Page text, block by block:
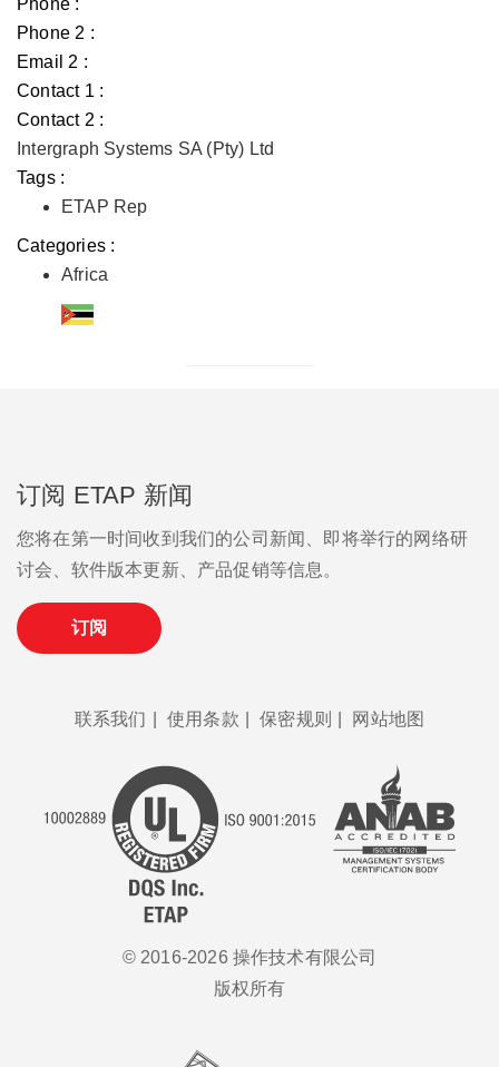
Phone :
Phone 2 :
Email 2 :
Contact 1 :
Contact 2 :
Intergraph Systems SA (Pty) Ltd
Tags :
ETAP Rep
Categories :
Africa
订阅 ETAP 新闻
您将在第一时间收到我们的公司新闻、即将举行的网络研
讨会、软件版本更新、产品促销等信息。
订阅
联系我们 使用条款 保密规则 网站地图
© 2016-2026 操作技术有限公司
版权所有